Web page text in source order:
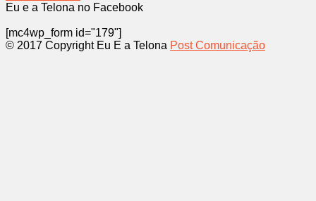
Eu e a Telona no Facebook
[mc4wp_form id="179"]
© 2017 Copyright Eu E a Telona Post Comunicação